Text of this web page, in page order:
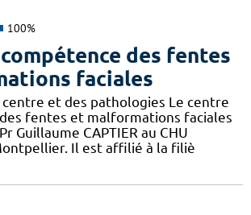
100%
des fentes
faciales
et des pathologies Le centre
fentes et malformations faciales
Guillaume CAPTIER au CHU
Il est affilié à la filiè